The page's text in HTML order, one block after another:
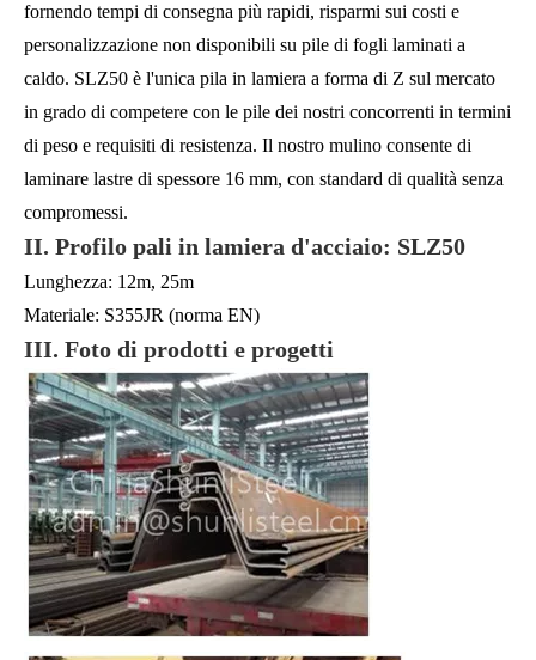
fornendo tempi di consegna più rapidi, risparmi sui costi e
personalizzazione non disponibili su pile di fogli laminati a
caldo. SLZ50 è l'unica pila in lamiera a forma di Z sul mercato
in grado di competere con le pile dei nostri concorrenti in termini
di peso e requisiti di resistenza. Il nostro mulino consente di
laminare lastre di spessore 16 mm, con standard di qualità senza
compromessi.
II. Profilo pali in lamiera d'acciaio: SLZ50
Lunghezza: 12m, 25m
Materiale: S355JR (norma EN)
III. Foto di prodotti e progetti